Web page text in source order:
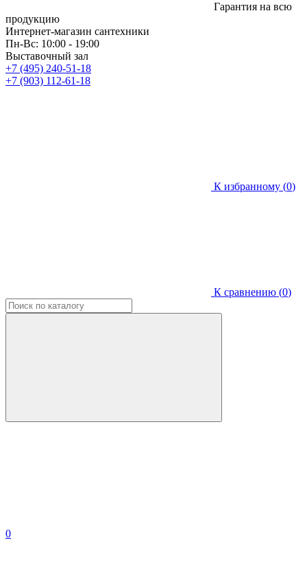
Гарантия на всю
продукцию
Интернет-магазин сантехники
Пн-Вс: 10:00 - 19:00
Выставочный зал
+7 (495) 240-51-18
+7 (903) 112-61-18
К избранному (0)
К сравнению (0)
0